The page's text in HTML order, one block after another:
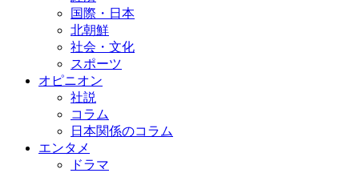
国際・日本
北朝鮮
社会・文化
スポーツ
オピニオン
社説
コラム
日本関係のコラム
エンタメ
ドラマ